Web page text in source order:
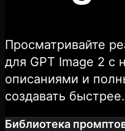
Просматривайте
для GPT Image 2 с
описаниями и
создавать быстрее.
Библиотека